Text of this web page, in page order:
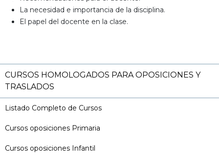
CURSOS HOMOLOGADOS PARA OPOSICIONES Y
TRASLADOS
Listado Completo de Cursos
Cursos oposiciones Primaria
Cursos oposiciones Infantil
La necesidad e importancia de la disciplina.
El papel del docente en la clase.